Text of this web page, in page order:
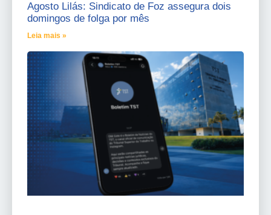
Agosto Lilás: Sindicato de Foz assegura dois
domingos de folga por mês
Leia mais »